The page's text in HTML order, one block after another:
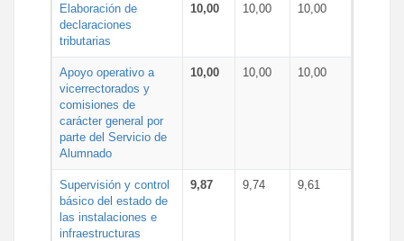
Elaboración de
declaraciones
tributarias
10,00 10,00 10,00
Apoyo operativo a
vicerrectorados y
comisiones de
carácter general por
parte del Servicio de
Alumnado
10,00 10,00 10,00
Supervisión y control
básico del estado de
las instalaciones e
infraestructuras
9,87 9,74 9,61